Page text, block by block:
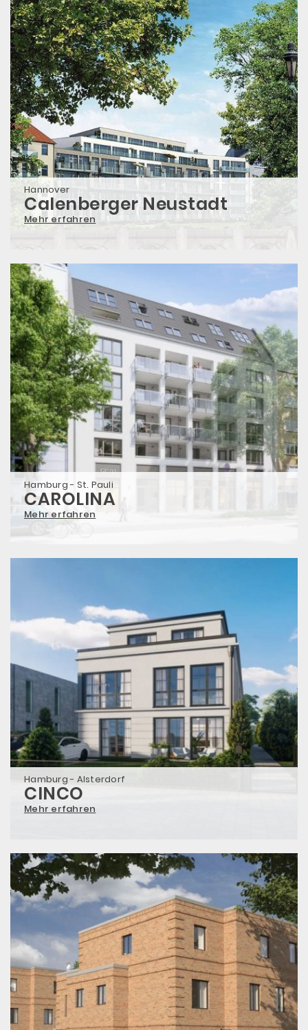
Hannover
Calenberger Neustadt
Mehr erfahren
Hamburg - St. Pauli
CAROLINA
Mehr erfahren
Hamburg - Alsterdorf
CINCO
Mehr erfahren